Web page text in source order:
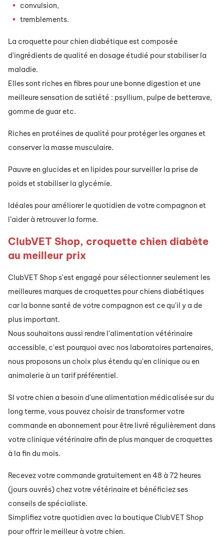
convulsion,
tremblements.
La croquette pour chien diabétique est composée
d'ingrédients de qualité en dosage étudié pour stabiliser la
maladie.
Elles sont riches en fibres pour une bonne digestion et une
meilleure sensation de satiété : psyllium, pulpe de betterave,
gomme de guar etc.
Riches en protéines de qualité pour protéger les organes et
conserver la masse musculaire.
Pauvre en glucides et en lipides pour surveiller la prise de
poids et stabiliser la glycémie.
Idéales pour améliorer le quotidien de votre compagnon et
l’aider à retrouver la forme.
ClubVET Shop, croquette chien diabète
au meilleur prix
ClubVET Shop s'est engagé pour sélectionner seulement les
meilleures marques de croquettes pour chiens diabétiques
car la bonne santé de votre compagnon est ce qu'il y a de
plus important.
Nous souhaitons aussi rendre l'alimentation vétérinaire
accessible, c'est pourquoi avec nos laboratoires partenaires,
nous proposons un choix plus étendu qu'en clinique ou en
animalerie à un tarif préférentiel.
SI votre chien a besoin d'une alimentation médicalisée sur du
long terme, vous pouvez choisir de transformer votre
commande en abonnement pour être livré régulièrement dans
votre clinique vétérinaire afin de plus manquer de croquettes
à la fin du mois.
Recevez votre commande gratuitement en 48 à 72 heures
(jours ouvrés) chez votre vétérinaire et bénéficiez ses
conseils de spécialiste.
Simplifiez votre quotidien avec la boutique ClubVET Shop
pour offrir le meilleur à votre chien.